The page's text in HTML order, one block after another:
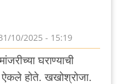
10/2025 - 15:19
घराण्याची
होते. खखोश्रोजा.